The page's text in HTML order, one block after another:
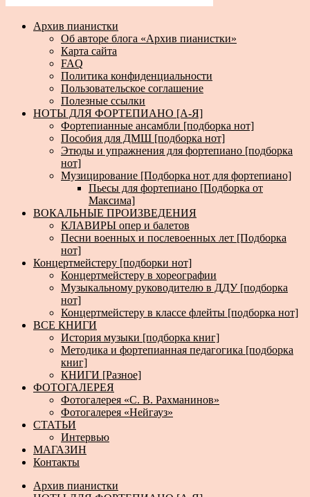
Архив пианистки
Об авторе блога «Архив пианистки»
Карта сайта
FAQ
Политика конфиденциальности
Пользовательское соглашение
Полезные ссылки
НОТЫ ДЛЯ ФОРТЕПИАНО [А-Я]
Фортепианные ансамбли [подборка нот]
Пособия для ДМШ [подборка нот]
Этюды и упражнения для фортепиано [подборка
нот]
Музицирование [Подборка нот для фортепиано]
Пьесы для фортепиано [Подборка от
Максима]
ВОКАЛЬНЫЕ ПРОИЗВЕДЕНИЯ
КЛАВИРЫ опер и балетов
Песни военных и послевоенных лет [Подборка
нот]
Концертмейстеру [подборки нот]
Концертмейстеру в хореографии
Музыкальному руководителю в ДДУ [подборка
нот]
Концертмейстеру в классе флейты [подборка нот]
ВСЕ КНИГИ
История музыки [подборка книг]
Методика и фортепианная педагогика [подборка
книг]
КНИГИ [Разное]
ФОТОГАЛЕРЕЯ
Фотогалерея «С. В. Рахманинов»
Фотогалерея «Нейгауз»
СТАТЬИ
Интервью
МАГАЗИН
Контакты
Архив пианистки